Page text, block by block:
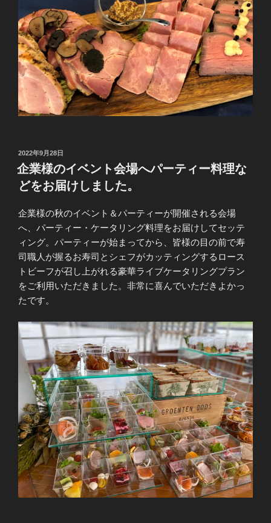
投
稿
日:
2022年9月28日
企業様のイベント会場へパーティー料理な
どをお届けしました。
企業様の秋のイベント＆パーティーが開催される会場
へ、パーティー・ケータリング料理をお届けしてセッテ
ィング。パーティーが始まってから、皆様の目の前で寿
司職人が握るお寿司とシェフがカッティングするロース
トビーフが召し上がれる豪華ライブケータリングプラン
をご利用いただきました。非常に喜んでいただきよかっ
たです。